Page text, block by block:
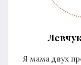
Я мама двух